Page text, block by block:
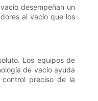
desempeñan un
al vacío que los
Los equipos de
de vacío ayuda
preciso de la